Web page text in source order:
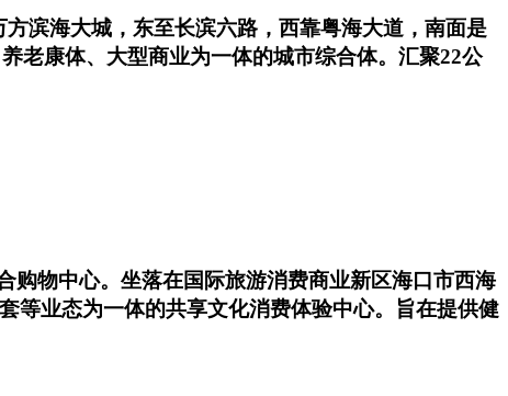
滨海大城，东至长滨六路，西靠粤海大道，南面是
老康体、大型商业为一体的城市综合体。汇聚22公
购物中心。坐落在国际旅游消费商业新区海口市西海
等业态为一体的共享文化消费体验中心。旨在提供健